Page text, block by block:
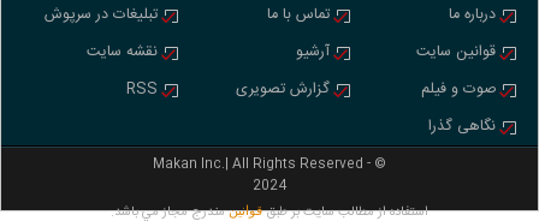
درباره ما
قوانین سایت
صوت و فیلم
نگاهی گذرا
تماس با ما
آرشیو
گزارش تصویری
تبلیغات در سرپوش
نقشه سایت
RSS
Makan Inc.‎‎‎| All Rights Reserved - ©
2024
استفاده از مطالب سايت بر طبققوانينمندرج مجاز مي باشد.